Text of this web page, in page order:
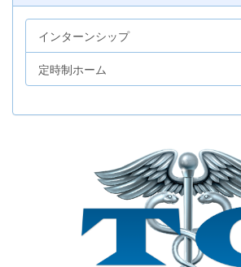
インターンシップ
定時制ホーム